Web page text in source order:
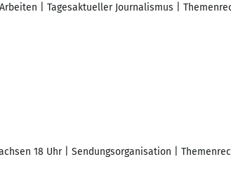
| Tagesaktueller Journalismus |
18 Uhr | Sendungsorganisation |